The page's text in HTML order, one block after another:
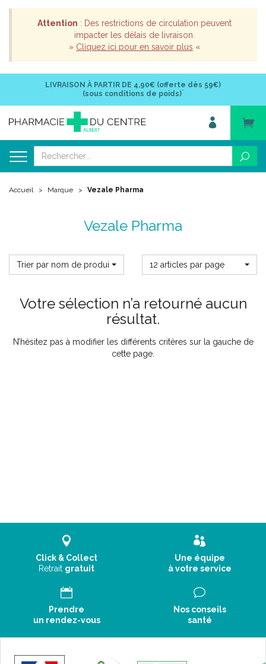
Attention : Des restrictions de circulation peuvent
impacter les délais de livraison.
» Cliquez ici pour en savoir plus «
LIVRAISON À PARTIR DE 4,90€ (offerte dès 59€)
(sous conditions de poids)*
Accueil Marque Vezale Pharma
Vezale Pharma
Trier par nom de produit 12 articles par page
Votre sélection n’a retourné aucun
résultat.
N’hésitez pas à modifier les différents critères sur la gauche de
cette page.
Click & Collect
Retrait gratuit
Une équipe
à votre service
Prendre
un rendez-vous
Nos conseils
santé